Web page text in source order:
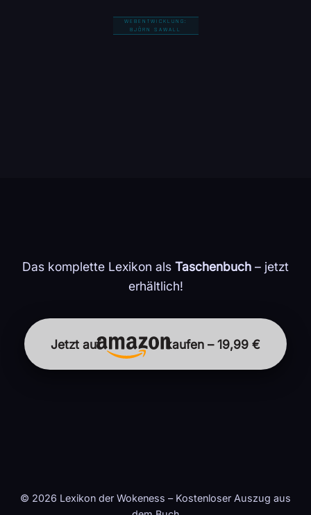
WEBENTWICKLUNG:
BJÖRN SAWALL
Das komplette Lexikon als Taschenbuch – jetzt
erhältlich!
Jetzt auf kaufen – 19,99 €
© 2026 Lexikon der Wokeness – Kostenloser Auszug aus